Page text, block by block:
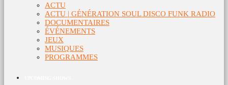
ACTU
ACTU | GÉNÉRATION SOUL DISCO FUNK RADIO
DOCUMENTAIRES
ÉVÉNEMENTS
JEUX
MUSIQUES
PROGRAMMES